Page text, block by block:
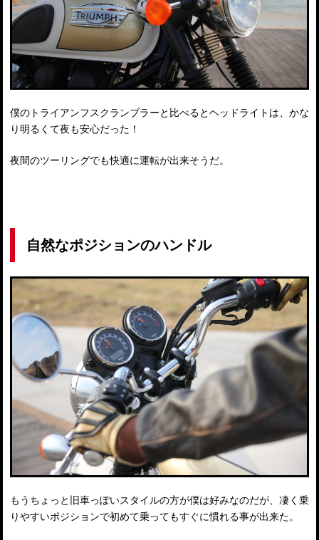
僕のトライアンフスクランブラーと比べるとヘッドライトは、かな
り明るくて夜も安心だった！
夜間のツーリングでも快適に運転が出来そうだ。
自然なポジションのハンドル
もうちょっと旧車っぽいスタイルの方が僕は好みなのだが、凄く乗
りやすいポジションで初めて乗ってもすぐに慣れる事が出来た。